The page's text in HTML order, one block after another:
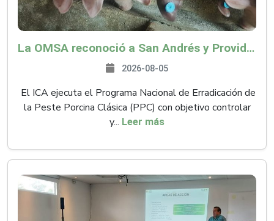
La OMSA reconoció a San Andrés y Providencia como zona libre de Peste Porcina Clásica (PPC)
2026-08-05
El ICA ejecuta el Programa Nacional de Erradicación de
la Peste Porcina Clásica (PPC) con objetivo controlar
y... Leer más